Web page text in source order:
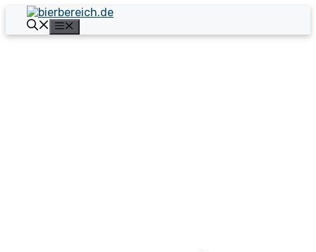
Zum
Inhalt
springen